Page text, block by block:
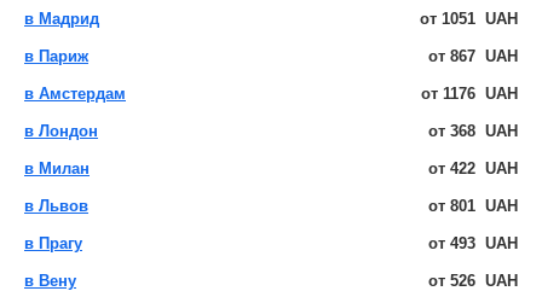
в Мадрид от 1051 UAH
в Париж от 867 UAH
в Амстердам от 1176 UAH
в Лондон от 368 UAH
в Милан от 422 UAH
в Львов от 801 UAH
в Прагу от 493 UAH
в Вену от 526 UAH